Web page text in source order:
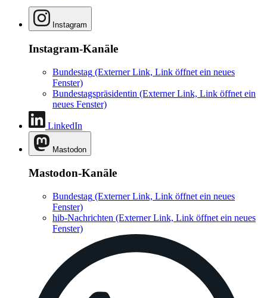
Instagram
Instagram-Kanäle
Bundestag (Externer Link, Link öffnet ein neues
Fenster)
Bundestagspräsidentin (Externer Link, Link öffnet ein
neues Fenster)
LinkedIn
Mastodon
Mastodon-Kanäle
Bundestag (Externer Link, Link öffnet ein neues
Fenster)
hib-Nachrichten (Externer Link, Link öffnet ein neues
Fenster)